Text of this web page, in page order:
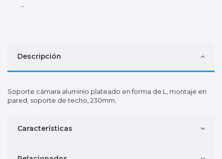
-
Descripción
Soporte cámara aluminio plateado en forma de L, montaje en
pared, soporte de techo, 230mm.
Características